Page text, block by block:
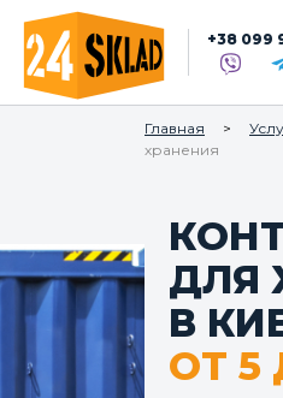
+38 099
Главная
хранения
ДЛЯ
В
ОТ 5